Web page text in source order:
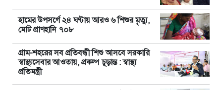
হামের উপসর্গে ২৪ ঘণ্টায় আরও ৬ শিশুর মৃত্যু,
মোট প্রাণহানি ৭০৮
গ্রাম-শহরের সব প্রতিবন্ধী শিশু আসবে সরকারি
স্বাস্থ্যসেবার আওতায়, প্রকল্প চূড়ান্ত : স্বাস্থ্য
প্রতিমন্ত্রী